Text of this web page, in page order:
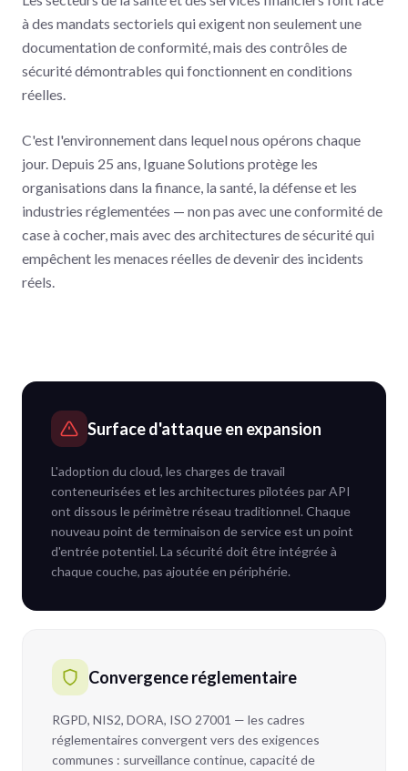
à des mandats sectoriels qui exigent non seulement une
documentation de conformité, mais des contrôles de
sécurité démontrables qui fonctionnent en conditions
réelles.
C'est l'environnement dans lequel nous opérons chaque
jour. Depuis 25 ans, Iguane Solutions protège les
organisations dans la finance, la santé, la défense et les
industries réglementées — non pas avec une conformité de
case à cocher, mais avec des architectures de sécurité qui
empêchent les menaces réelles de devenir des incidents
réels.
Surface d'attaque en expansion
L'adoption du cloud, les charges de travail
conteneurisées et les architectures pilotées par API
ont dissous le périmètre réseau traditionnel. Chaque
nouveau point de terminaison de service est un point
d'entrée potentiel. La sécurité doit être intégrée à
chaque couche, pas ajoutée en périphérie.
Convergence réglementaire
RGPD, NIS2, DORA, ISO 27001 — les cadres
réglementaires convergent vers des exigences
communes : surveillance continue, capacité de